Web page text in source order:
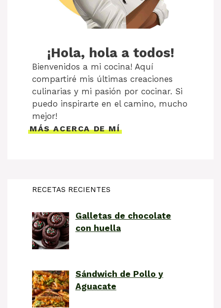
¡Hola, hola a todos!
Bienvenidos a mi cocina! Aquí
compartiré mis últimas creaciones
culinarias y mi pasión por cocinar. Si
puedo inspirarte en el camino, mucho
mejor!
MÁS ACERCA DE MÍ
RECETAS RECIENTES
Galletas de chocolate
con huella
Sándwich de Pollo y
Aguacate